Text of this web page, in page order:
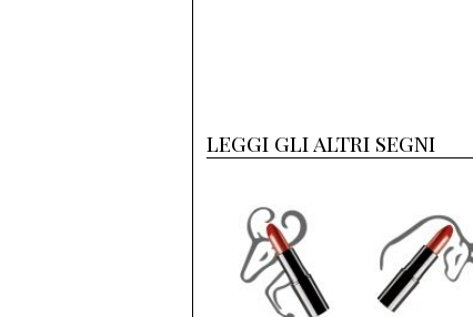
leggi gli altri segni